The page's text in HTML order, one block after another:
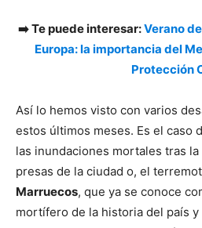
➡️ Te puede interesar:Verano
Europa: la importancia del
Protección
Así lo hemos visto con varios
estos últimos meses. Es el caso
las inundaciones mortales tras
presas de la ciudad o, el
Marruecos, que ya se conoce
mortífero de la historia del país